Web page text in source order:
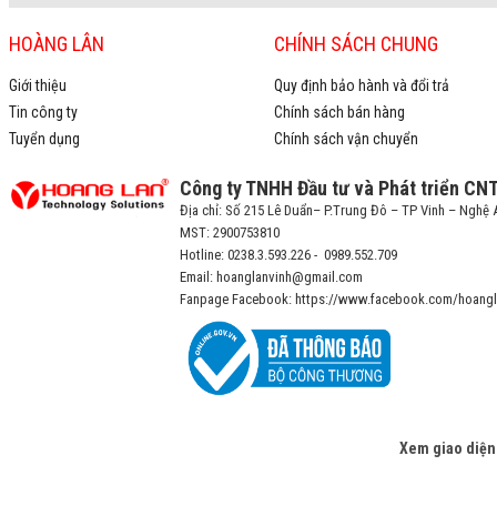
HOÀNG LÂN
Giới thiệu
Tin công ty
Tuyển dụng
CHÍNH SÁCH CHUNG
Quy định bảo hành và đổi trả
Chính sách bán hàng
Chính sách vận chuyển
Công ty TNHH Đầu tư và Phát triển
Địa chỉ: Số 215 Lê Duẩn– P.Trung Đô – TP Vinh – Nghệ
MST: 2900753810
Hotline: 0238.3.593.226 - 0989.552.709
Email: hoanglanvinh@gmail.com
Fanpage Facebook: https://www.facebook.com/
Xem giao diện